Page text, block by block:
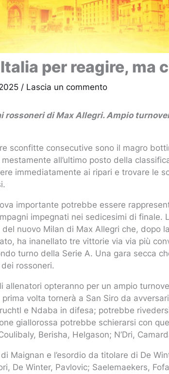
per reagire, ma
/ Lascia un commento
rossoneri di Max Allegri. Ampio
sconfitte consecutive sono il magro
all’ultimo posto della
immediatamente ai ripari e trovare le
importante potrebbe essere
impegnati nei sedicesimi di finale.
nuovo Milan di Max Allegri che, dopo
ha inanellato tre vittorie via via più
turno della Serie A. Una gara secca
rossoneri.
allenatori opteranno per un ampio
volta tornerà a San Siro da
e Ndaba in difesa; potrebbe
giallorossa potrebbe schierarsi con
Berisha, Helgason; N’Dri,
Maignan e l’esordio da titolare di De
De Winter, Pavlovic; Saelemaekers,